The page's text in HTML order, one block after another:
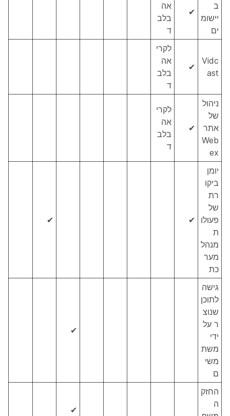
ב
יישומ
ים
✔
אה
בלב
ד
Vidc
ast
✔
לקרי
אה
בלב
ד
ניהול
של
אתר
Web
ex
✔
לקרי
אה
בלב
ד
יומן
ביקו
רת
של
פעולו
ת
מנהל
מער
כת
✔
✔
גישה
לתוכן
שנוצ
ר על
ידי
משת
משי
ם
✔
החזק
ה
✔